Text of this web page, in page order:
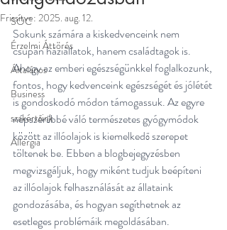
SOC
Érzelmi Áttörés
Általános
Business
szakértőink
Allergia
Frissítve: 2025. aug. 12.
Sokunk számára a kiskedvenceink nem
csupán háziállatok, hanem családtagok is.
Ahogy az emberi egészségünkkel foglalkozunk,
fontos, hogy kedvenceink egészségét és jólétét
is gondoskodó módon támogassuk. Az egyre
népszerűbbé váló természetes gyógymódok
között az illóolajok is kiemelkedő szerepet
töltenek be. Ebben a blogbejegyzésben
megvizsgáljuk, hogy miként tudjuk beépíteni
az illóolajok felhasználását az állataink
gondozásába, és hogyan segíthetnek az
esetleges problémáik megoldásában.